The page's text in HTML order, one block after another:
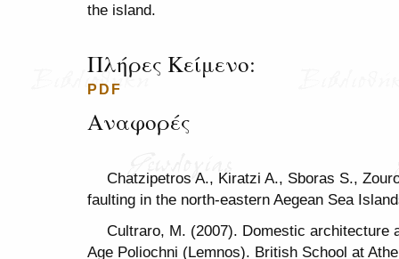
the island.
Πλήρες Κείμενο:
PDF
Αναφορές
Chatzipetros A., Kiratzi A., Sboras S.,
faulting in the north-eastern Aegean Sea
Cultraro, M. (2007). Domestic architecture
Age Poliochni (Lemnos). British School at